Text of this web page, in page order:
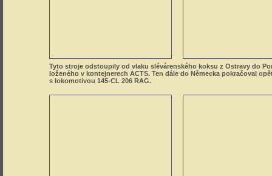
Tyto stroje odstoupily od vlaku slévárenského koksu z Ostravy do
loženého v kontejnerech ACTS. Ten dále do Německa pokračoval
s lokomotivou 145-CL 206 RAG.